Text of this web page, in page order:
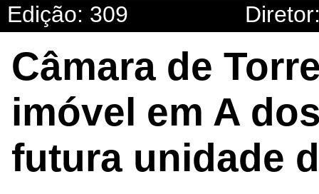
Edição: 309
Câmara de
imóvel em A
futura unidade